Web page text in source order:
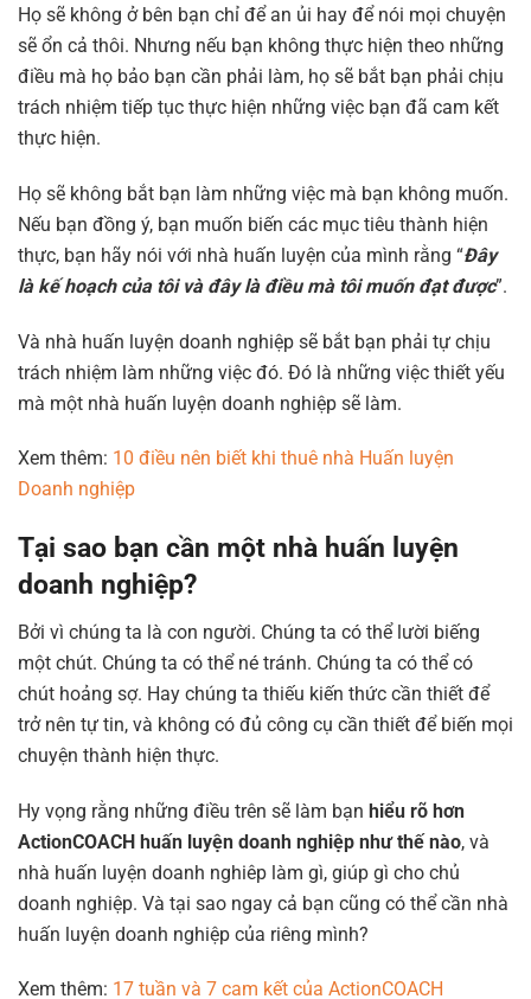
Họ sẽ không ở bên bạn chỉ để an ủi hay để nói mọi chuyện
sẽ ổn cả thôi. Nhưng nếu bạn không thực hiện theo những
điều mà họ bảo bạn cần phải làm, họ sẽ bắt bạn phải chịu
trách nhiệm tiếp tục thực hiện những việc bạn đã cam kết
thực hiện.
Họ sẽ không bắt bạn làm những việc mà bạn không muốn.
Nếu bạn đồng ý, bạn muốn biến các mục tiêu thành hiện
thực, bạn hãy nói với nhà huấn luyện của mình rằng “Đây
là kế hoạch của tôi và đây là điều mà tôi muốn đạt được”.
Và nhà huấn luyện doanh nghiệp sẽ bắt bạn phải tự chịu
trách nhiệm làm những việc đó. Đó là những việc thiết yếu
mà một nhà huấn luyện doanh nghiệp sẽ làm.
Xem thêm: 10 điều nên biết khi thuê nhà Huấn luyện
Doanh nghiệp
Tại sao bạn cần một nhà huấn luyện
doanh nghiệp?
Bởi vì chúng ta là con người. Chúng ta có thể lười biếng
một chút. Chúng ta có thể né tránh. Chúng ta có thể có
chút hoảng sợ. Hay chúng ta thiếu kiến thức cần thiết để
trở nên tự tin, và không có đủ công cụ cần thiết để biến mọi
chuyện thành hiện thực.
Hy vọng rằng những điều trên sẽ làm bạn hiểu rõ hơn
ActionCOACH huấn luyện doanh nghiệp như thế nào, và
nhà huấn luyện doanh nghiêp làm gì, giúp gì cho chủ
doanh nghiệp. Và tại sao ngay cả bạn cũng có thể cần nhà
huấn luyện doanh nghiệp của riêng mình?
Xem thêm: 17 tuần và 7 cam kết của ActionCOACH